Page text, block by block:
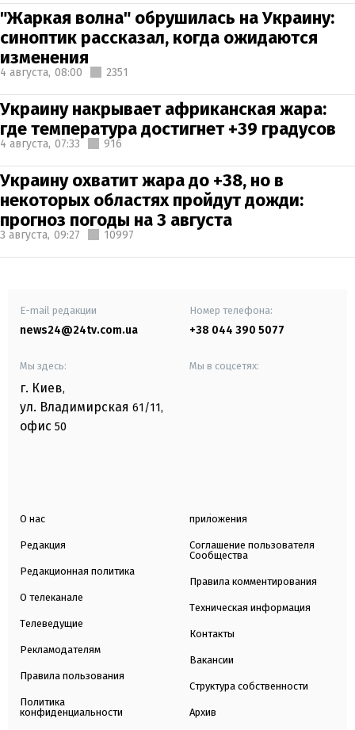
"Жаркая волна" обрушилась на Украину:
синоптик рассказал, когда ожидаются
изменения
4 августа, 08:00 2351
Украину накрывает африканская жара:
где температура достигнет +39 градусов
4 августа, 07:33 916
Украину охватит жара до +38, но в
некоторых областях пройдут дожди:
прогноз погоды на 3 августа
3 августа, 09:27 10997
E-mail редакции
news24@24tv.com.ua
Номер телефона:
+38 044 390 5077
Мы здесь:
г. Киев,
ул. Владимирская 61/11,
офис 50
Мы в соцсетях:
О нас
Редакция
Редакционная политика
О телеканале
Телеведущие
Рекламодателям
Правила пользования
Политика
конфиденциальности
приложения
Соглашение пользователя
Сообщества
Правила комментирования
Техническая информация
Контакты
Вакансии
Структура собственности
Архив